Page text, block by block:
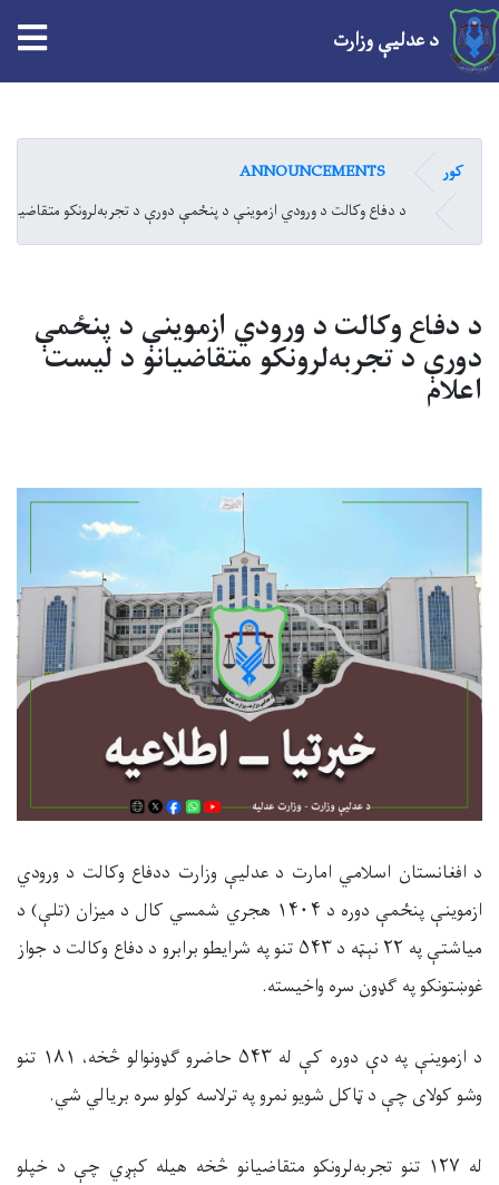
content
د عدلیې وزارت
کور
ANNOUNCEMENTS
د دفاع وکالت د ورودي ازموينې د پنځمې دورې د تجربه‌لرونکو
د دفاع وکالت د ورودي ازموينې د پنځمې
دورې د تجربه‌لرونکو متقاضیانو د لیست
اعلام
د افغانستان اسلامي امارت د عدليې وزارت ددفاع وکالت د ورودي
ازموینې پنځمې دوره د ۱۴۰۴ هجري شمسي کال د میزان (تلې) د
میاشتې په ۲۲ نېټه د۵۴۳ تنو په شرایطو برابرو د دفاع وکالت د جواز
غوښتونکو په ګډون سره واخیسته.
د ازموینې په دې دوره کې له ۵۴۳ حاضرو ګډونوالو څخه، ۱۸۱ تنو
وشو کولای چې د ټاکل شویو نمرو په ترلاسه کولو سره بریالي شي.
له ۱۲۷ تنو تجربه‌لرونکو متقاضیانو څخه هیله کېږي چې د خپلو